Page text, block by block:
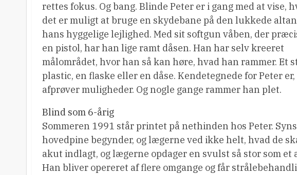
rettes fokus. Og bang. Blinde Peter er i gang med at vise,
det er muligt at bruge en skydebane på den lukkede
hans hyggelige lejlighed. Med sit softgun våben, der
en pistol, har han lige ramt dåsen. Han har selv kreeret
målområdet, hvor han så kan høre, hvad han rammer. Et
plastic, en flaske eller en dåse. Kendetegnede for Peter
afprøver muligheder. Og nogle gange rammer han plet.
Blind som 6-årig
Sommeren 1991 står printet på nethinden hos Peter.
hovedpine begynder, og lægerne ved ikke helt, hvad de
akut indlagt, og lægerne opdager en svulst så stor som
Han bliver opereret af flere omgange og får